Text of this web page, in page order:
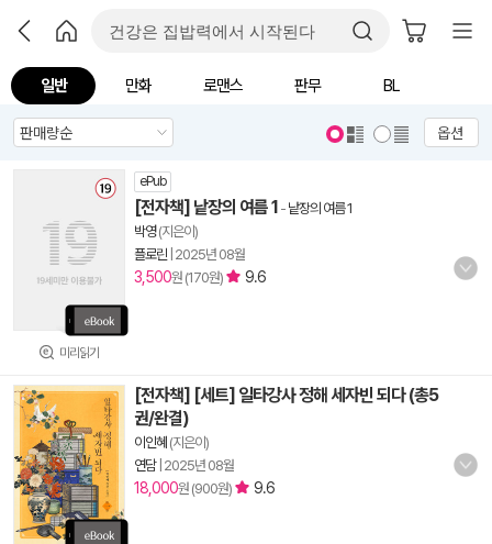
일반 만화 로맨스 판무 BL
옵션
미리읽기
ePub
[전자책] 낱장의 여름 1 - 낱장의 여름 1
박영(지은이)
플로린 2025년 08월
3,500원 (170원) 9.6
[전자책] [세트] 일타강사 정해 세자빈 되다 (총5
권/완결)
이인혜 (지은이)
연담| 2025년 08월
18,000원 (900원) 9.6